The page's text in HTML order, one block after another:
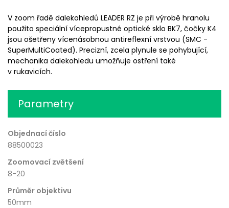
V zoom řadě dalekohledů LEADER RZ je při výrobě hranolu
použito speciální vícepropustné optické sklo BK7, čočky K4
jsou ošetřeny vícenásobnou antireflexní vrstvou (SMC -
SuperMultiCoated). Precizní, zcela plynule se pohybující,
mechanika dalekohledu umožňuje ostření také
v rukavicích.
Parametry
Objednací číslo
88500023
Zoomovací zvětšení
8-20
Průměr objektivu
50mm